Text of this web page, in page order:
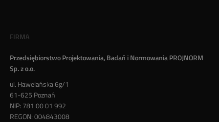
FIRMA
Przedsiębiorstwo Projektowania, Badań i Normowania PROJNORM
Sp. z o.o.
ul. Hawelańska 6g/1
61-625 Poznań
NIP: 781 00 01 992
REGON:004843008